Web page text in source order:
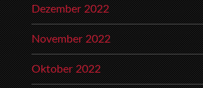
Dezember 2022
November 2022
Oktober 2022